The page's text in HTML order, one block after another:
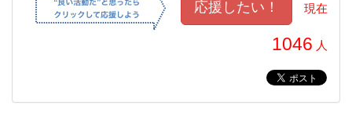
現在
1046 人